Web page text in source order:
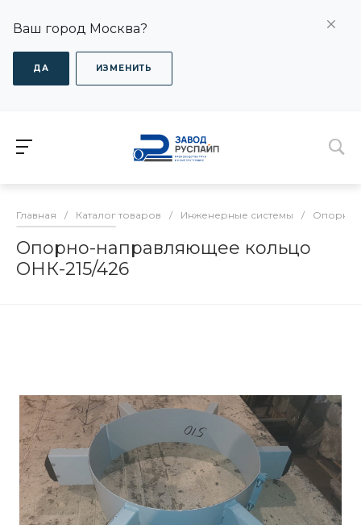
Ваш город Москва?
ДА ИЗМЕНИТЬ
Главная / Каталог товаров / Инженерные системы / Опорно-
Опорно-направляющее кольцо
ОНК-215/426